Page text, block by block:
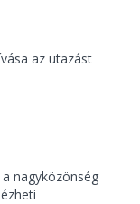
az utazást
nagyközönség